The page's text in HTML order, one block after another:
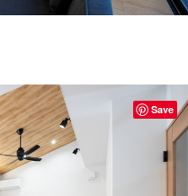
Save